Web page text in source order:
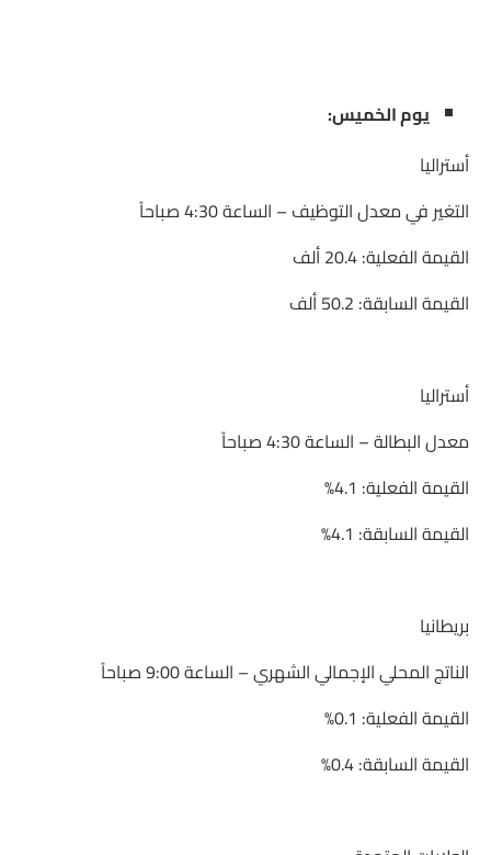
يوم الخميس:
أستراليا
التغير في معدل التوظيف – الساعة 4:30 صباحاً
القيمة الفعلية: 20.4 ألف
القيمة السابقة: 50.2 ألف
أستراليا
معدل البطالة – الساعة 4:30 صباحاً
القيمة الفعلية: 4.1%
القيمة السابقة: 4.1%
بريطانيا
الناتج المحلي الإجمالي الشهري – الساعة 9:00 صباحاً
القيمة الفعلية: 0.1%
القيمة السابقة: 0.4%